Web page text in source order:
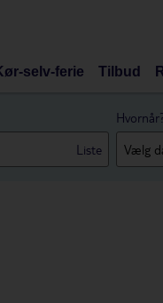
selv-ferie Tilbud
Liste